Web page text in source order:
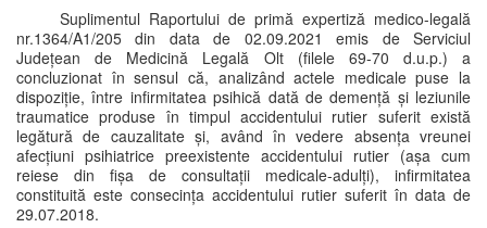
Suplimentul Raportului de primă expertiză medico-legală
nr.1364/A1/205 din data de 02.09.2021 emis de Serviciul
Județean de Medicină Legală Olt (filele 69-70 d.u.p.) a
concluzionat în sensul că, analizând actele medicale puse la
dispoziție, între infirmitatea psihică dată de demență și leziunile
traumatice produse în timpul accidentului rutier suferit există
legătură de cauzalitate și, având în vedere absența vreunei
afecțiuni psihiatrice preexistente accidentului rutier (așa cum
reiese din fișa de consultații medicale-adulți), infirmitatea
constituită este consecința accidentului rutier suferit în data de
29.07.2018.